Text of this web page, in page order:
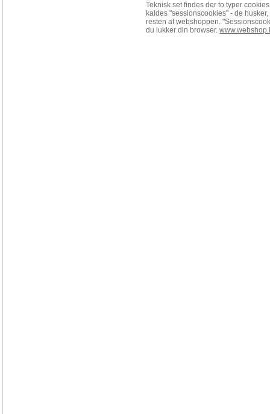
Teknisk set findes der to typer
kaldes "sessionscookies" - de
resten afwebshoppen.
du lukker din browser.